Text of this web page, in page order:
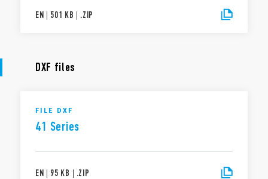
EN | 501 KB | .ZIP
DXF files
FILE DXF
41 Series
EN | 95 KB | .ZIP